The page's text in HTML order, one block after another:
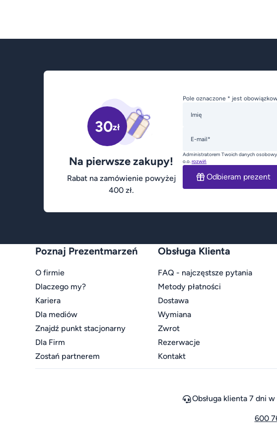
30zł
Na pierwsze zakupy!
Rabat na zamówienie powyżej
400 zł.
Pole oznaczone * jest
Imię
E-mail*
Administratorem Twoich danych
o.o.rozwiń
Odbieram prezent
Poznaj Prezentmarzeń
O firmie
Dlaczego my?
Kariera
Dla mediów
Znajdź punkt stacjonarny
Dla Firm
Zostań partnerem
Obsługa Klienta
FAQ - najczęstsze pytania
Metody płatności
Dostawa
Wymiana
Zwrot
Rezerwacje
Kontakt
Obsługa klienta 7 dni
600